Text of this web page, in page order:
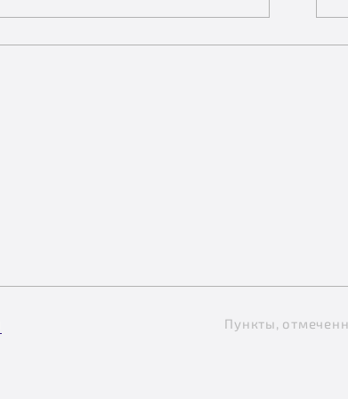
Пункты,